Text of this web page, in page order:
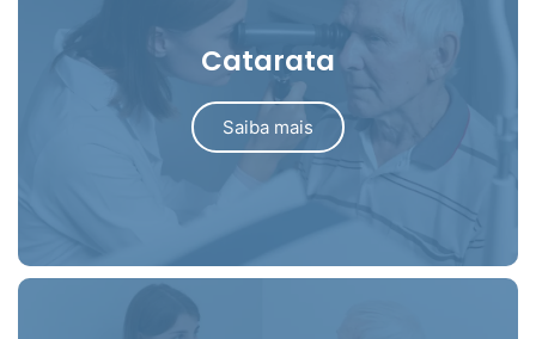
Catarata
Saiba mais